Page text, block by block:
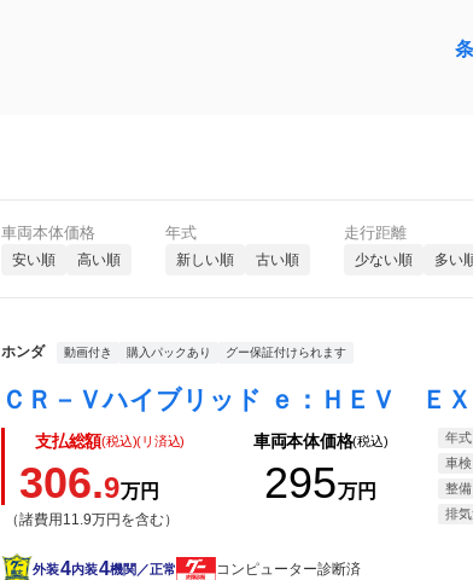
車両本体価格
安い順 高い順
年式
新しい順 古い順
走行距離
少ない順 多い
ホンダ 動画付き 購入パックあり グー保証付けられます
支払総額(税込)(リ済込)
306.9万円
（諸費用11.9万円を含む）
車両本体価格(税込)
295万円
年式
車検
整備
排
外装4内装4機関／正常 コンピューター診断済